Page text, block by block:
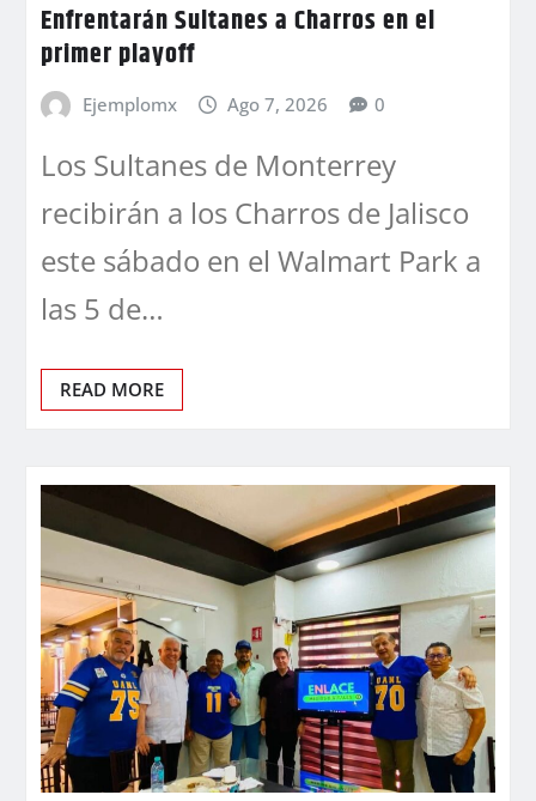
Enfrentarán Sultanes a Charros en el
primer playoff
Ejemplomx Ago 7, 2026 0
Los Sultanes de Monterrey
recibirán a los Charros de Jalisco
este sábado en el Walmart Park a
las 5 de…
READ MORE